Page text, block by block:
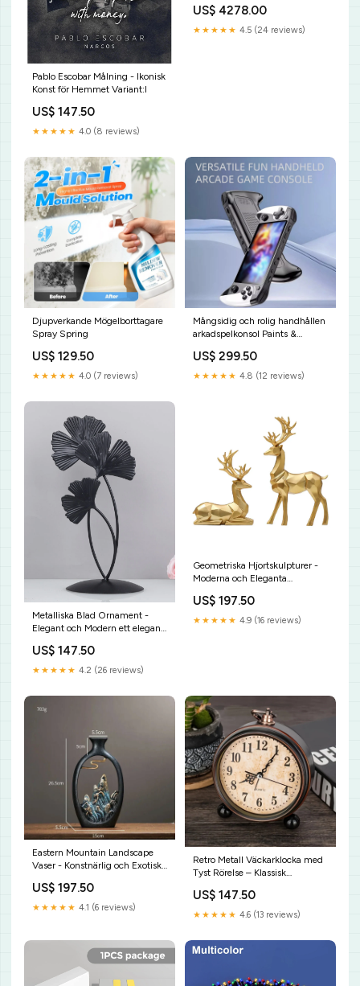
Pablo Escobar Målning - Ikonisk
Konst för Hemmet Variant:I
US$ 147.50
★★★★★ 4.0 (8 reviews)
US$ 4278.00
★★★★★ 4.5 (24 reviews)
Djupverkande Mögelborttagare
Spray Spring
US$ 129.50
★★★★★ 4.0 (7 reviews)
Mångsidig och rolig handhållen
arkadspelkonsol Paints &
US$ 299.50
★★★★★ 4.8 (12 reviews)
Metalliska Blad Ornament -
Elegant och Modern ett elegant
US$ 147.50
★★★★★ 4.2 (26 reviews)
Geometriska Hjortskulpturer -
Moderna och Eleganta
US$ 197.50
★★★★★ 4.9 (16 reviews)
Eastern Mountain Landscape
Vaser - Konstnärlig och Exotisk
US$ 197.50
★★★★★ 4.1 (6 reviews)
Retro Metall Väckarklocka med
Tyst Rörelse – Klassisk
Skrivbord
VardagligAnvändning
US$ 147.50
★★★★★ 4.6 (13 reviews)